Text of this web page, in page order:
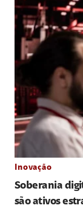
Inovação
Soberania
são ativos